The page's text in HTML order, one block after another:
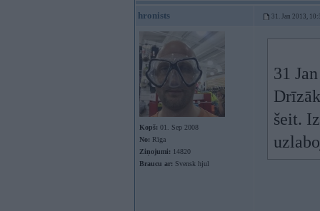
hronists 31. Jan 2013,
Kopš: 01. Sep 2008
No: Rīga
Ziņojumi: 14820
Braucu ar: Svensk hjul
31
šeit.